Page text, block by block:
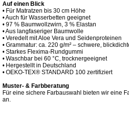
Auf einen Blick
• Für Matratzen bis 30 cm Höhe
• Auch für Wasserbetten geeignet
• 97 % Baumwollzwirn, 3 % Elastan
• Aus langfaseriger Baumwolle
• Veredelt mit Aloe Vera und Seidenproteinen
• Grammatur: ca. 220 g/m² – schwere,
• Starkes Flexima-Rundgummi
• Waschbar bei 60 °C, trocknergeeignet
• Hergestellt in Deutschland
• OEKO-TEX® STANDARD 100 zertifiziert
Muster- & Farbberatung
Für eine sichere Farbauswahl bieten wir eine
an.